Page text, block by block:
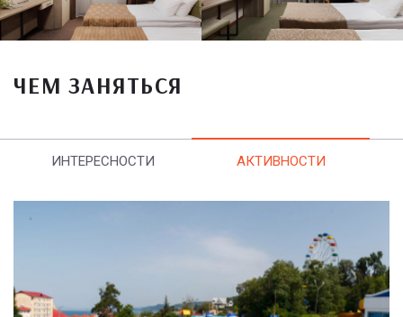
ЧЕМ ЗАНЯТЬСЯ
ИНТЕРЕСНОСТИ АКТИВНОСТИ